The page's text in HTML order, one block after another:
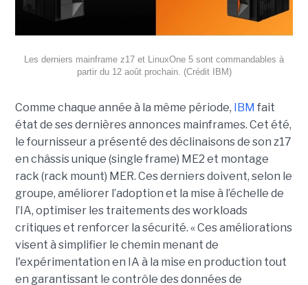
Les derniers mainframe z17 et LinuxOne 5 sont commandables à
partir du 12 août prochain. (Crédit IBM)
Comme chaque année à la même période, IBM fait
état de ses dernières annonces mainframes. Cet été,
le fournisseur a présenté des déclinaisons de son z17
en châssis unique (single frame) ME2 et montage
rack (rack mount) MER. Ces derniers doivent, selon le
groupe, améliorer l’adoption et la mise à l’échelle de
l’IA, optimiser les traitements des workloads
critiques et renforcer la sécurité. « Ces améliorations
visent à simplifier le chemin menant de
l'expérimentation en IA à la mise en production tout
en garantissant le contrôle des données de